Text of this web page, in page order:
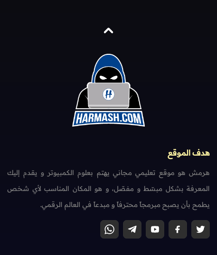
هدف الموقع
هرمش هو موقع تعليمي مجاني يهتم بعلوم الكمبيوتر و يقدم إليك
المعرفة بشكل مبسّط و مفصّل، و هو المكان المناسب لأي شخص
يطمح بأن يصبح مبرمجاً محترفاً و مبدعاً في العالم الرقمي.